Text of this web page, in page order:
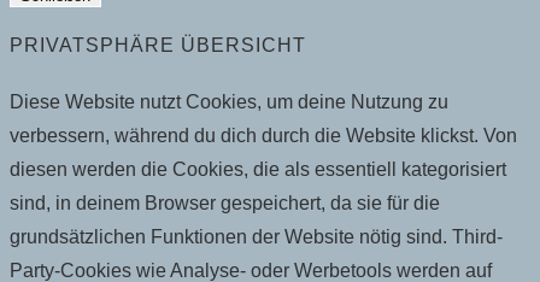
PRIVATSPHÄRE ÜBERSICHT
Diese Website nutzt Cookies, um deine Nutzung zu
verbessern, während du dich durch die Website klickst. Von
diesen werden die Cookies, die als essentiell kategorisiert
sind, in deinem Browser gespeichert, da sie für die
grundsätzlichen Funktionen der Website nötig sind. Third-
Party-Cookies wie Analyse- oder Werbetools werden auf